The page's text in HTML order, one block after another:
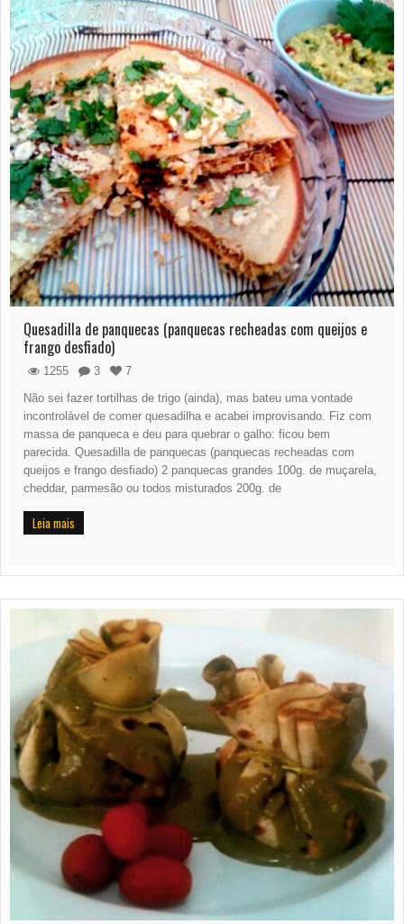
Quesadilla de panquecas (panquecas recheadas com queijos e
frango desfiado)
1255 3
7
Não sei fazer tortilhas de trigo (ainda), mas bateu uma vontade
incontrolável de comer quesadilha e acabei improvisando. Fiz com
massa de panqueca e deu para quebrar o galho: ficou bem
parecida. Quesadilla de panquecas (panquecas recheadas com
queijos e frango desfiado) 2 panquecas grandes 100g. de muçarela,
cheddar, parmesão ou todos misturados 200g. de
Leia mais